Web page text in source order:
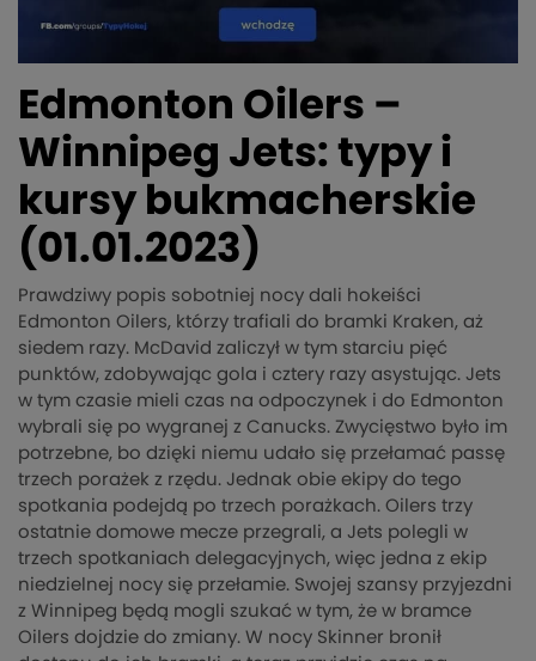
Edmonton Oilers –
Winnipeg Jets: typy i
kursy bukmacherskie
(01.01.2023)
Prawdziwy popis sobotniej nocy dali hokeiści
Edmonton Oilers, którzy trafiali do bramki Kraken, aż
siedem razy. McDavid zaliczył w tym starciu pięć
punktów, zdobywając gola i cztery razy asystując. Jets
w tym czasie mieli czas na odpoczynek i do Edmonton
wybrali się po wygranej z Canucks. Zwycięstwo było im
potrzebne, bo dzięki niemu udało się przełamać passę
trzech porażek z rzędu. Jednak obie ekipy do tego
spotkania podejdą po trzech porażkach. Oilers trzy
ostatnie domowe mecze przegrali, a Jets polegli w
trzech spotkaniach delegacyjnych, więc jedna z ekip
niedzielnej nocy się przełamie. Swojej szansy przyjezdni
z Winnipeg będą mogli szukać w tym, że w bramce
Oilers dojdzie do zmiany. W nocy Skinner bronił